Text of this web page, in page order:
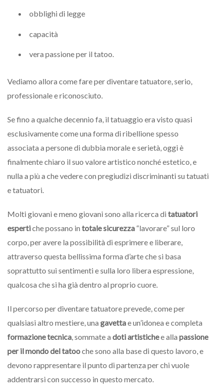
obblighi di legge
capacità
vera passione per il tatoo.
Vediamo allora come fare per diventare tatuatore, serio,
professionale e riconosciuto.
Se fino a qualche decennio fa, il tatuaggio era visto quasi
esclusivamente come una forma di ribellione spesso
associata a persone di dubbia morale e serietà, oggi è
finalmente chiaro il suo valore artistico nonché estetico, e
nulla a più a che vedere con pregiudizi discriminanti su tatuati
e tatuatori.
Molti giovani e meno giovani sono alla ricerca di tatuatori
espertiche possano in totale sicurezza “lavorare” sul loro
corpo, per avere la possibilità di esprimere e liberare,
attraverso questa bellissima forma d’arte che si basa
soprattutto sui sentimenti e sulla loro libera espressione,
qualcosa che si ha già dentro al proprio cuore.
Il percorso per diventare tatuatore prevede, come per
qualsiasi altro mestiere, una gavettae un’idonea e completa
formazione tecnica, sommate a doti artistichee alla passione
per il mondo del tatooche sono alla base di questo lavoro, e
devono rappresentare il punto di partenza per chi vuole
addentrarsi con successo in questo mercato.